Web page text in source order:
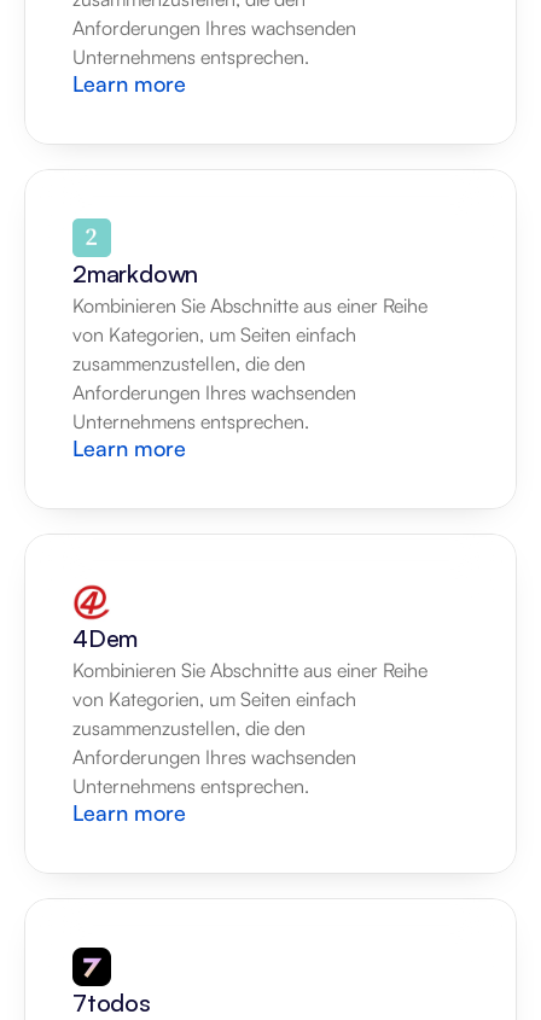
Anforderungen Ihres wachsenden
Unternehmens entsprechen.
Learn more
2markdown
Kombinieren Sie Abschnitte aus einer Reihe
von Kategorien, um Seiten einfach
zusammenzustellen, die den
Anforderungen Ihres wachsenden
Unternehmens entsprechen.
Learn more
4Dem
Kombinieren Sie Abschnitte aus einer Reihe
von Kategorien, um Seiten einfach
zusammenzustellen, die den
Anforderungen Ihres wachsenden
Unternehmens entsprechen.
Learn more
7todos